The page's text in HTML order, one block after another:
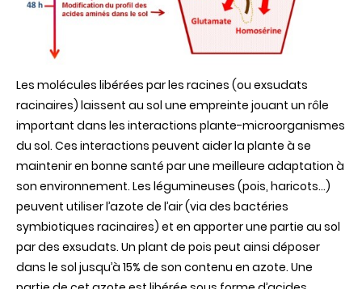
Les molécules libérées par les racines (ou exsudats
racinaires) laissent au sol une empreinte jouant un rôle
important dans les interactions plante-microorganismes
du sol. Ces interactions peuvent aider la plante à se
maintenir en bonne santé par une meilleure adaptation à
son environnement. Les légumineuses (pois, haricots…)
peuvent utiliser l’azote de l’air (via des bactéries
symbiotiques racinaires) et en apporter une partie au sol
par des exsudats. Un plant de pois peut ainsi déposer
dans le sol jusqu’à 15% de son contenu en azote. Une